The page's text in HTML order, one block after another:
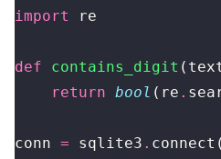
import
re
def contains_digit (
return bool ( re .
conn = sqlite3 . connect (